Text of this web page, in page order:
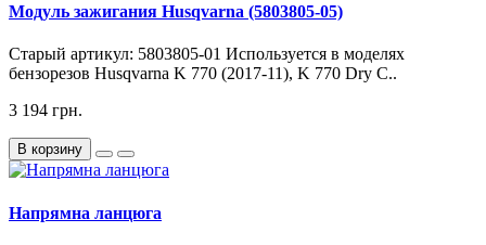
Модуль зажигания Husqvarna (5803805-05)
Старый артикул: 5803805-01 Используется в моделях
бензорезов Husqvarna K 770 (2017-11), K 770 Dry C..
3 194 грн.
В корзину
Напрямна ланцюга